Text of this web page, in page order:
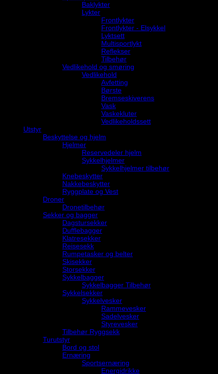
Baklykter
Lykter
Frontlykter
Frontlykter - Elsykkel
Lyktsett
Multisportlykt
Reflekser
Tilbehør
Vedlikehold og smøring
Vedlikehold
Avfetting
Børste
Bremseskiverens
Vask
Vaskekluter
Vedlikeholdssett
Utstyr
Beskyttelse og hjelm
Hjelmer
Reservedeler hjelm
Sykkelhjelmer
Sykkelhjelmer tilbehør
Knebeskytter
Nakkebeskytter
Ryggplate og Vest
Droner
Dronetilbehør
Sekker og bagger
Dagstursekker
Dufflebagger
Klatresekker
Reisesekk
Rumpetasker og belter
Skisekker
Storsekker
Sykkelbagger
Sykkelbagger Tilbehør
Sykkelsekker
Sykkelvesker
Rammevesker
Sadelvesker
Styrevesker
Tilbehør Ryggsekk
Turutstyr
Bord og stol
Ernæring
Sportsernæring
Energidrikke